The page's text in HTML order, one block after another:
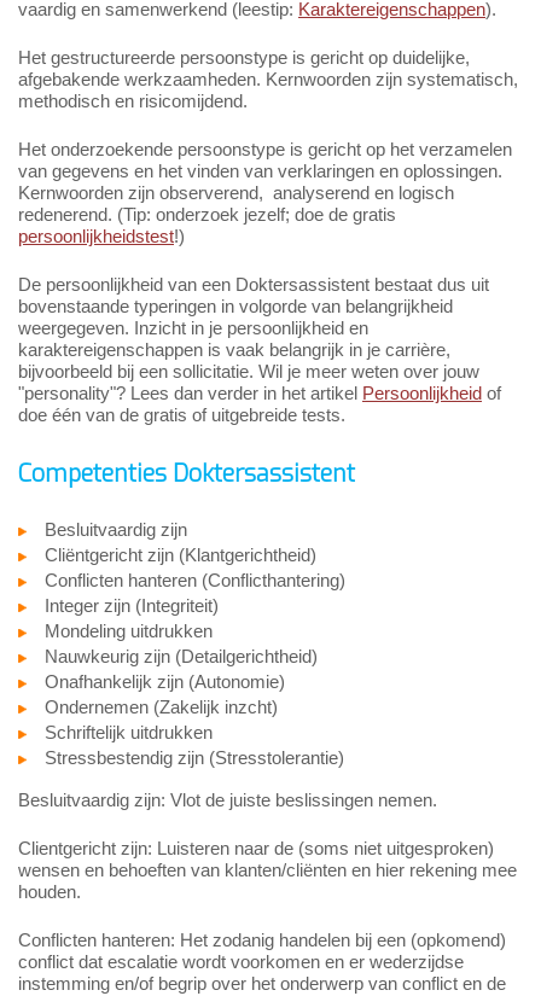
vaardig en samenwerkend (leestip: Karaktereigenschappen).
Het gestructureerde persoonstype is gericht op duidelijke,
afgebakende werkzaamheden. Kernwoorden zijn systematisch,
methodisch en risicomijdend.
Het onderzoekende persoonstype is gericht op het verzamelen
van gegevens en het vinden van verklaringen en oplossingen.
Kernwoorden zijn observerend, analyserend en logisch
redenerend. (Tip: onderzoek jezelf; doe de gratis
persoonlijkheidstest!)
De persoonlijkheid van een Doktersassistent bestaat dus uit
bovenstaande typeringen in volgorde van belangrijkheid
weergegeven. Inzicht in je persoonlijkheid en
karaktereigenschappen is vaak belangrijk in je carrière,
bijvoorbeeld bij een sollicitatie. Wil je meer weten over jouw
"personality"? Lees dan verder in het artikel Persoonlijkheid of
doe één van de gratis of uitgebreide tests.
Competenties Doktersassistent
Besluitvaardig zijn
Cliëntgericht zijn (Klantgerichtheid)
Conflicten hanteren (Conflicthantering)
Integer zijn (Integriteit)
Mondeling uitdrukken
Nauwkeurig zijn (Detailgerichtheid)
Onafhankelijk zijn (Autonomie)
Ondernemen (Zakelijk inzcht)
Schriftelijk uitdrukken
Stressbestendig zijn (Stresstolerantie)
Besluitvaardig zijn: Vlot de juiste beslissingen nemen.
Clientgericht zijn: Luisteren naar de (soms niet uitgesproken)
wensen en behoeften van klanten/cliënten en hier rekening mee
houden.
Conflicten hanteren: Het zodanig handelen bij een (opkomend)
conflict dat escalatie wordt voorkomen en er wederzijdse
instemming en/of begrip over het onderwerp van conflict en de